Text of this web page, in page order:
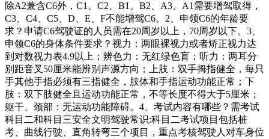
除A2兼含C6外，C1、C2、B1、B2、A3、A1需要增驾取得，
C3、C4、C5、D、E、F不能增驾C6。2、申领C6的年龄要
求？申请C6驾驶证的人员需在20周岁以上，70周岁以下。3、
申领C6的身体条件要求？视力：两眼裸视力或者矫正视力达
到对数视力表4.9以上；辨色力：无红绿色盲；听力：两耳分
别距音叉50厘米能辨别声源方向；上肢：双手拇指健全，每只
手其他手指必须有三指健全，肢体和手指运动功能正常；下
肢：双下肢健全且运动功能正常，不等长度不得大于5厘米；
躯干、颈部：无运动功能障碍。4、考试内容有哪些？需考试
科目二和科目三安全文明驾驶常识:科目二考试项目包括桩
考、曲线行驶、直角转弯三个项目，重点考核驾驶人对车身位